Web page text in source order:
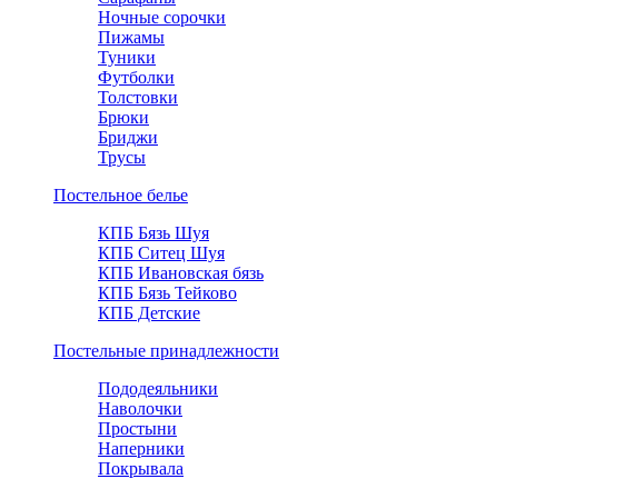
Ночные сорочки
Пижамы
Туники
Футболки
Толстовки
Брюки
Бриджи
Трусы
Постельное белье
КПБ Бязь Шуя
КПБ Ситец Шуя
КПБ Ивановская бязь
КПБ Бязь Тейково
КПБ Детские
Постельные принадлежности
Пододеяльники
Наволочки
Простыни
Наперники
Покрывала